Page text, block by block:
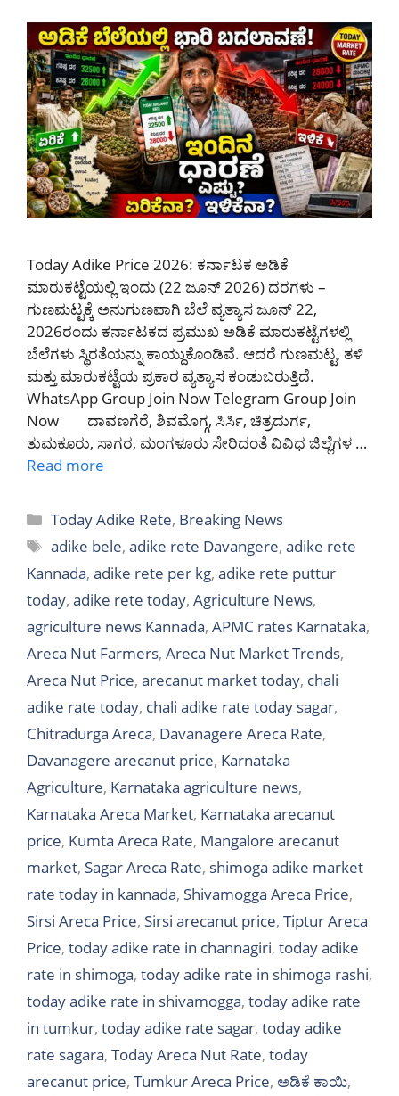
Today Adike Price 2026: ಕರ್ನಾಟಕ ಅಡಿಕೆ
ಮಾರುಕಟ್ಟೆಯಲ್ಲಿ ಇಂದು (22 ಜೂನ್ 2026) ದರಗಳು –
ಗುಣಮಟ್ಟಕ್ಕೆ ಅನುಗುಣವಾಗಿ ಬೆಲೆ ವ್ಯತ್ಯಾಸ ಜೂನ್ 22,
2026ರಂದು ಕರ್ನಾಟಕದ ಪ್ರಮುಖ ಅಡಿಕೆ ಮಾರುಕಟ್ಟೆಗಳಲ್ಲಿ
ಬೆಲೆಗಳು ಸ್ಥಿರತೆಯನ್ನು ಕಾಯ್ದುಕೊಂಡಿವೆ. ಆದರೆ ಗುಣಮಟ್ಟ, ತಳಿ
ಮತ್ತು ಮಾರುಕಟ್ಟೆಯ ಪ್ರಕಾರ ವ್ಯತ್ಯಾಸ ಕಂಡುಬರುತ್ತಿದೆ.
WhatsApp Group Join Now Telegram Group Join
Now ದಾವಣಗೆರೆ, ಶಿವಮೊಗ್ಗ, ಸಿರ್ಸಿ, ಚಿತ್ರದುರ್ಗ,
ತುಮಕೂರು, ಸಾಗರ, ಮಂಗಳೂರು ಸೇರಿದಂತೆ ವಿವಿಧ ಜಿಲ್ಲೆಗಳ …
Read more
Categories
Today Adike Rete, Breaking News
Tags
adike bele,adike rete Davangere,adike rete
Kannada, adike rete per kg, adike rete puttur
today, adike rete today, Agriculture News,
agriculture news Kannada, APMC rates Karnataka,
Areca Nut Farmers, Areca Nut Market Trends,
Areca Nut Price, arecanut market today, chali
adike rate today, chali adike rate today sagar,
Chitradurga Areca, Davanagere Areca Rate,
Davanagere arecanut price, Karnataka
Agriculture, Karnataka agriculture news,
Karnataka Areca Market, Karnataka arecanut
price, Kumta Areca Rate, Mangalore arecanut
market, Sagar Areca Rate, shimoga adike market
rate today in kannada, Shivamogga Areca Price,
Sirsi Areca Price, Sirsi arecanut price, Tiptur Areca
Price, today adike rate in channagiri, today adike
rate in shimoga, today adike rate in shimoga rashi,
today adike rate in shivamogga, today adike rate
in tumkur, today adike rate sagar, today adike
rate sagara, Today Areca Nut Rate, today
arecanut price, Tumkur Areca Price, ಅಡಿಕೆ ಕಾಯಿ,